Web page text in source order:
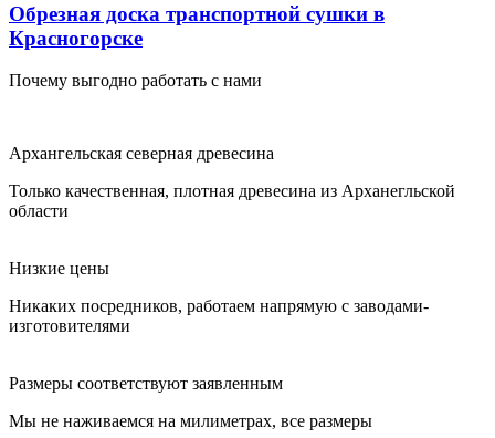
Обрезная доска транспортной сушки в
Красногорске
Почему выгодно работать с нами
Архангельская северная древесина
Только качественная, плотная древесина из Арханегльской
области
Низкие цены
Никаких посредников, работаем напрямую с заводами-
изготовителями
Размеры соответствуют заявленным
Мы не наживаемся на милиметрах, все размеры